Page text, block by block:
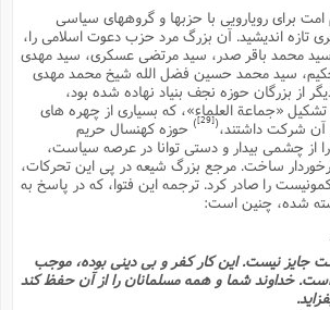
براى رویارویى با حزبها و گروههاى سیاسى
تازه اندیشید. آن بزرگ مرد حزب دعوت اسلامى را،
محمد باقر صدر، سید مرتضى عسکرى، سید مهدى
سید محمد حسین فضل الله شیخ محمد مهدى
از بزرگان حوزه نجف بنیاد نهاده شده بود،
«جماعة العلماء»، که بسیارى از چهره هاى
شرکت داشتند، [29]
)حوزه کهنسال حریم
را از چشمى بیدار و دستى توانا در عرصه سیاست،
ساخت. مرجع بزرگ شیعه در پى این تحرکات،
را صادر کرد. ترجمه این فتوا، که در پاسخ به
شده، چنین است:
جایز نیست. این کار کفر و بى دینى بوده، موجب
خداوند شما و همه مسلمانان را از آن حفظ کند